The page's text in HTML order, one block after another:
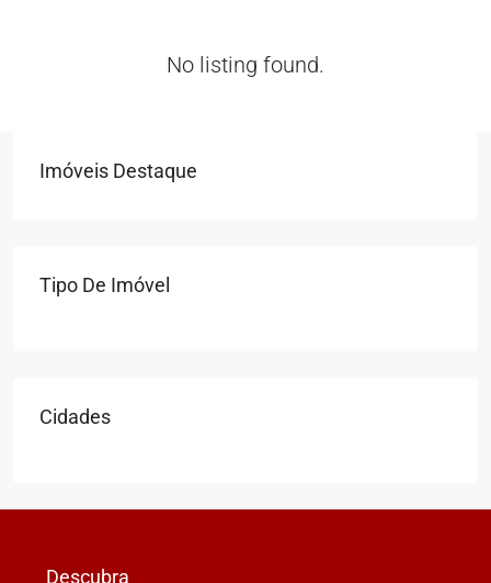
No listing found.
Imóveis Destaque
Tipo De Imóvel
Cidades
Descubra